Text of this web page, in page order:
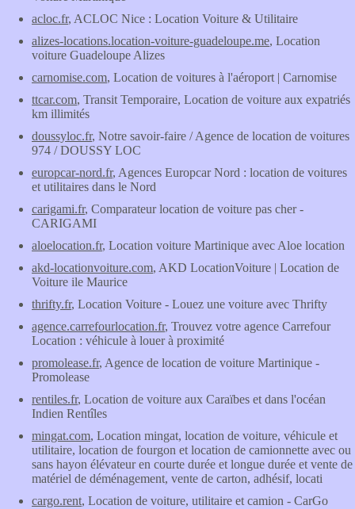
acloc.fr, ACLOC Nice : Location Voiture & Utilitaire
alizes-locations.location-voiture-guadeloupe.me, Location
voiture Guadeloupe Alizes
carnomise.com, Location de voitures à l'aéroport | Carnomise
ttcar.com, Transit Temporaire, Location de voiture aux expatriés
km illimités
doussyloc.fr, Notre savoir-faire / Agence de location de voitures
974 / DOUSSY LOC
europcar-nord.fr, Agences Europcar Nord : location de voitures
et utilitaires dans le Nord
carigami.fr, Comparateur location de voiture pas cher -
CARIGAMI
aloelocation.fr, Location voiture Martinique avec Aloe location
akd-locationvoiture.com, AKD LocationVoiture | Location de
Voiture ile Maurice
thrifty.fr, Location Voiture - Louez une voiture avec Thrifty
agence.carrefourlocation.fr, Trouvez votre agence Carrefour
Location : véhicule à louer à proximité
promolease.fr, Agence de location de voiture Martinique -
Promolease
rentiles.fr, Location de voiture aux Caraïbes et dans l'océan
Indien Rentîles
mingat.com, Location mingat, location de voiture, véhicule et
utilitaire, location de fourgon et location de camionnette avec ou
sans hayon élévateur en courte durée et longue durée et vente de
matériel de déménagement, vente de carton, adhésif, locati
cargo.rent, Location de voiture, utilitaire et camion - CarGo